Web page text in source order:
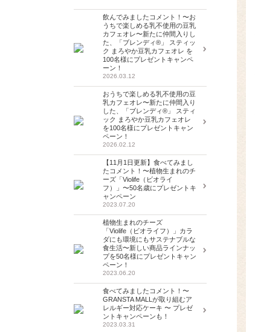
飲んでみましたコメント！〜お
うちで楽しめる乳不使用の豆乳
カフェオレ〜新たに仲間入りし
た、「ブレンディ®」 スティッ
ク まろやか豆乳カフェオレ を
100名様にプレゼントキャンペ
ーン！
2026.03.12
おうちで楽しめる乳不使用の豆
乳カフェオレ〜新たに仲間入り
した、「ブレンディ®」 スティ
ック まろやか豆乳カフェオレ
を100名様にプレゼントキャン
ペーン！
2026.02.12
【11月1日更新】食べてみまし
たコメント！〜植物生まれのチ
ーズ「Violife（ビオライ
フ）」〜50名歳にプレゼントキ
ャンペーン
2023.07.20
植物生まれのチーズ
「Violife（ビオライフ）」カラ
ダにも環境にもサステナブルな
食生活〜新しい商品ラインナッ
プを50名様にプレゼントキャン
ペーン！
2023.06.20
食べてみましたコメント！〜
GRANSTA MALLが取り組むア
レルギー対応ケーキ 〜 プレゼ
ントキャンペーンも！
2023.03.31